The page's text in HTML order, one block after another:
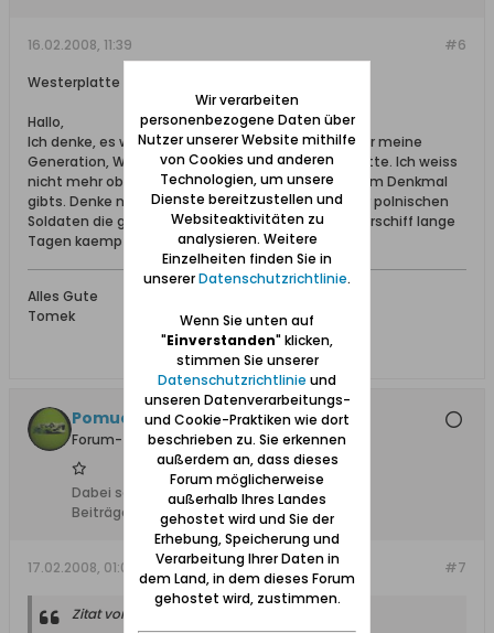
#6
16.02.2008, 11:39
Westerplatte Denkmal
Hallo,
Ich denke, es wuerde eine schlechte Idee sein. Fuer meine
Generation, Westerplatte = Denkmal = Westerplatte. Ich weiss
nicht mehr ob da kommunistische Zeichen auf dem Denkmal
gibts. Denke nicht. Es ist fuer die kleine Gruppe der polnischen
Soldaten die gegen den Schleswig-Holstein Panzerschiff lange
Tagen kaempfen... sollte bleiben...
Alles Gute
Tomek
Pomuchel
Forum-Teilnehmer
Dabei seit:
12.02.2008
Beiträge:
#7
17.02.2008, 01:04
Zitat von
Wir verarbeiten
personenbezogene Daten über
Nutzer unserer Website mithilfe
von Cookies und anderen
Technologien, um unsere
Dienste bereitzustellen und
Websiteaktivitäten zu
analysieren. Weitere
Einzelheiten finden Sie in
unsererDatenschutzrichtlinie.
Wenn Sie unten auf
"Einverstanden" klicken,
stimmen Sie unserer
Datenschutzrichtlinie und
unseren Datenverarbeitungs-
und Cookie-Praktiken wie dort
beschrieben zu. Sie erkennen
außerdem an, dass dieses
Forum möglicherweise
außerhalb Ihres Landes
gehostet wird und Sie der
Erhebung, Speicherung und
Verarbeitung Ihrer Daten in
dem Land, in dem dieses Forum
gehostet wird, zustimmen.